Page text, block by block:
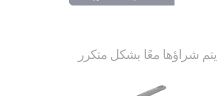
يتم شراؤها معًا بشكل متكرر